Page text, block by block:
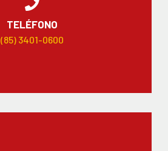
TELÉFONO
(85) 3401-0600